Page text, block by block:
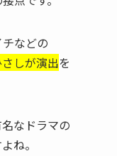
などの
しが演出を
なドラマの
ね。